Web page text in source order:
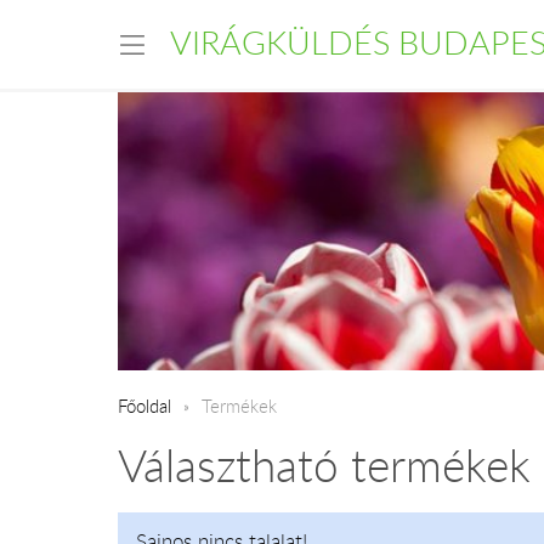
VIRÁGKÜLDÉS
Főoldal Termékek
Választható termékek